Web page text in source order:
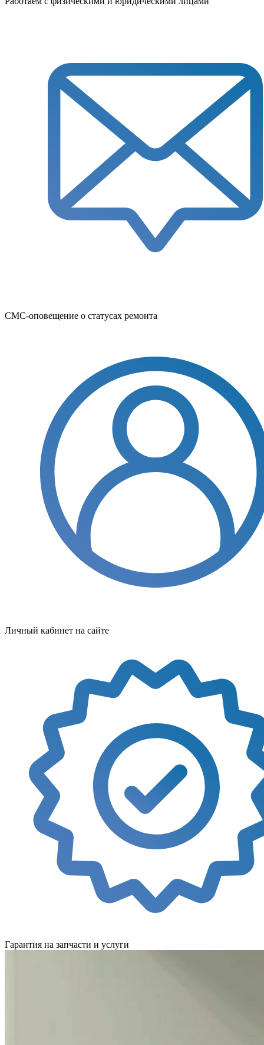
СМС-оповещение о статусах ремонта
Личный кабинет на сайте
Гарантия на запчасти и услуги